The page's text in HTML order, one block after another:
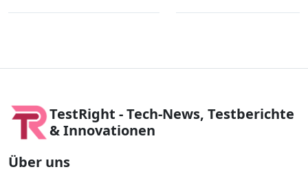
TestRight - Tech-News, Testberichte
& Innovationen
Über uns